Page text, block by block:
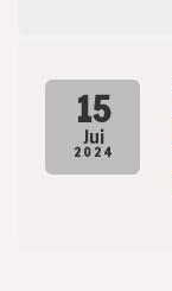
15
Jui
2024